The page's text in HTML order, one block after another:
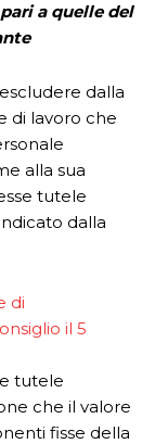
a quelle del
dalla
di lavoro che
alla sua
tutele
dalla
di
il 5
tutele
che il valore
fisse della